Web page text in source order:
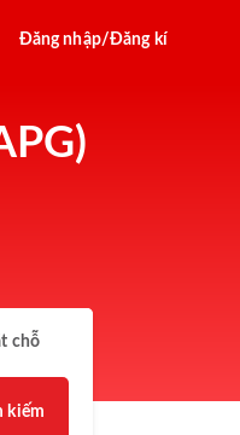
Đăng nhập/Đăng kí
chỗ
kiếm